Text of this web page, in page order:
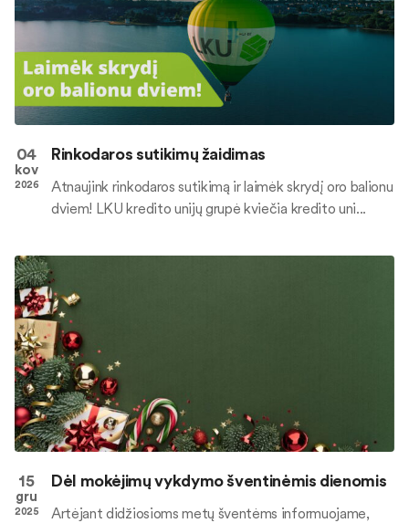
04
kov
2026
Rinkodaros sutikimų žaidimas
Atnaujink rinkodaros sutikimą ir laimėk skrydį oro balionu
dviem! LKU kredito unijų grupė kviečia kredito uni...
15
gru
2025
Dėl mokėjimų vykdymo šventinėmis dienomis
Artėjant didžiosioms metų šventėms informuojame,